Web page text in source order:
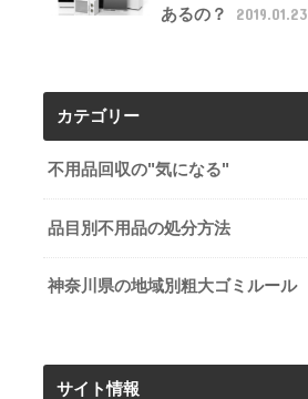
あるの？
2019.01.23
カテゴリー
不用品回収の"気になる"
品目別不用品の処分方法
神奈川県の地域別粗大ゴミルール
サイト情報